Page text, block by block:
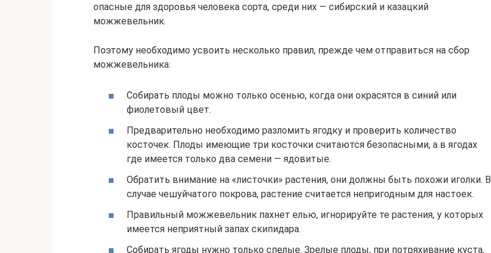
опасные для здоровья человека сорта, среди них — сибирский и казацкий
можжевельник.
Поэтому необходимо усвоить несколько правил, прежде чем отправиться на сбор
можжевельника:
Собирать плоды можно только осенью, когда они окрасятся в синий или
фиолетовый цвет.
Предварительно необходимо разломить ягодку и проверить количество
косточек. Плоды имеющие три косточки считаются безопасными, а в ягодах
где имеется только два семени — ядовитые.
Обратить внимание на «листочки» растения, они должны быть похожи иголки. В
случае чешуйчатого покрова, растение считается непригодным для настоек.
Правильный можжевельник пахнет елью, игнорируйте те растения, у которых
имеется неприятный запах скипидара.
Собирать ягоды нужно только спелые. Зрелые плоды, при потряхивание куста,